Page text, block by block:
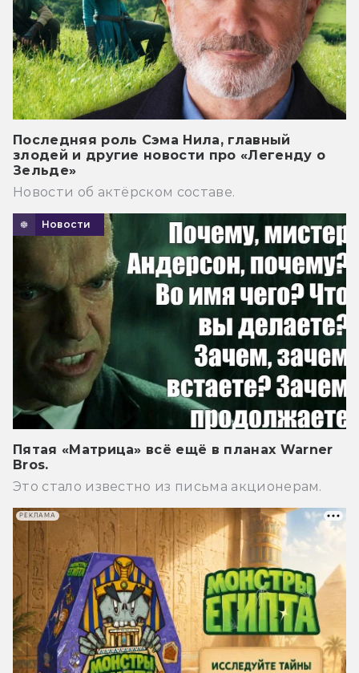
Последняя роль Сэма Нила, главный
злодей и другие новости про «Легенду о
Зельде»
Новости об актёрском составе.
Новости
Пятая «Матрица» всё ещё в планах Warner
Bros.
Это стало известно из письма акционерам.
РЕКЛАМА